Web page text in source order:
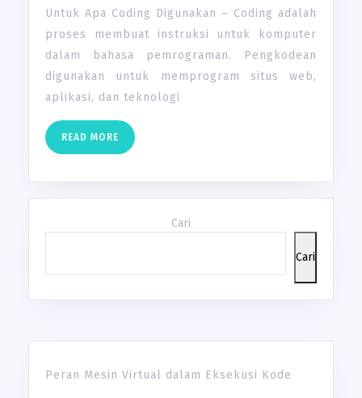
Untuk Apa Coding Digunakan – Coding adalah
proses membuat instruksi untuk komputer
dalam bahasa pemrograman. Pengkodean
digunakan untuk memprogram situs web,
aplikasi, dan teknologi
READ MORE READ
MORE
Cari
Cari
Peran Mesin Virtual dalam Eksekusi Kode